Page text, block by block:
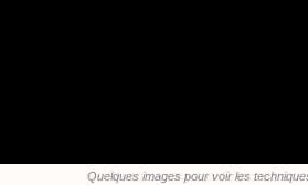
Quelques images pour voir les